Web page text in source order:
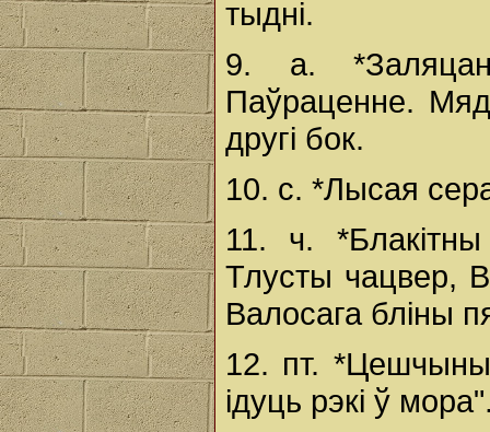
тыдні.
9. а.
Паўраценне.
другі бок.
10. с. *Лысая
11. ч.
Тлусты чацвер,
Валосага бліны
12. пт.
ідуць рэкі ў